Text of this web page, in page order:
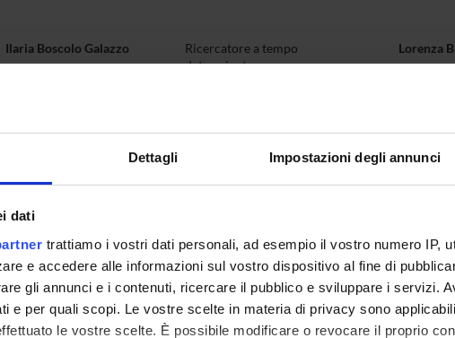
Dettagli Impostazioni degli annunci
dati
trattiamo i vostri dati personali, ad esempio il vostro numero IP,
e accedere alle informazioni sul vostro dispositivo al fine di
gli annunci e i contenuti, ricercare il pubblico e sviluppare i servizi.
e per quali scopi. Le vostre scelte in materia di privacy sono
le vostre scelte. È possibile modificare o revocare il proprio
Ilaria Boscolo Galazzo
Ricercatore a tempo
determinato
Lorenza